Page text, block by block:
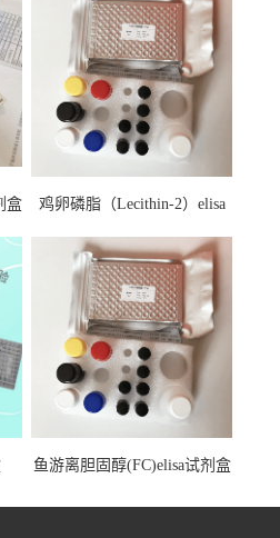
盒
鸡卵磷脂（Lecithin-2）elisa
鱼游离胆固醇(FC)elisa试剂盒